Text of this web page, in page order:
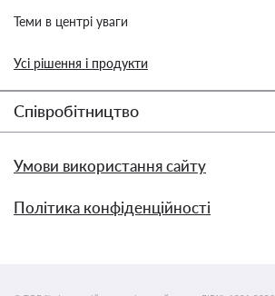
Теми в центрі уваги
Усі рішення і продукти
Співробітництво
Умови використання сайту
Політика конфіденційності